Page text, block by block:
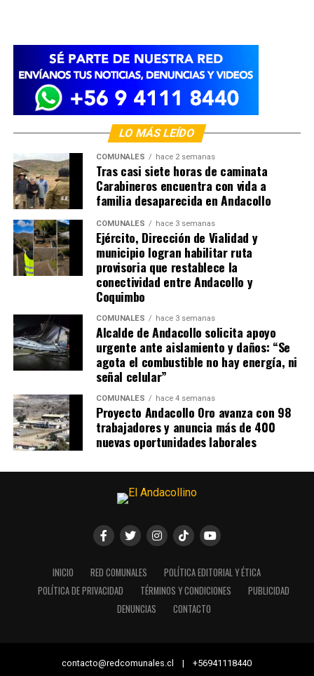
LO MÁS LEÍDO
COMUNALES hace 2 semanas
Tras casi siete horas de caminata
Carabineros encuentra con vida a
familia desaparecida en Andacollo
COMUNALES hace 3 semanas
Ejército, Dirección de Vialidad y
municipio logran habilitar ruta
provisoria que restablece la
conectividad entre Andacollo y
Coquimbo
COMUNALES hace 3 semanas
Alcalde de Andacollo solicita apoyo
urgente ante aislamiento y daños: “Se
agota el combustible no hay energía, ni
señal celular”
COMUNALES hace 4 semanas
Proyecto Andacollo Oro avanza con 98
trabajadores y anuncia más de 400
nuevas oportunidades laborales
INICIO RED COMUNALES
POLÍTICA EDITORIAL Y ÉTICA
POLÍTICA DE PRIVACIDAD
TÉRMINOS Y CONDICIONES
PUBLICIDAD
DENUNCIAS
CONTACTO
contacto@redcomunales.cl | +56941118440